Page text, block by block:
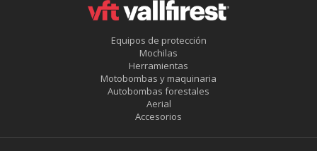
Equipos de protección
Mochilas
Herramientas
Motobombas y maquinaria
Autobombas forestales
Aerial
Accesorios